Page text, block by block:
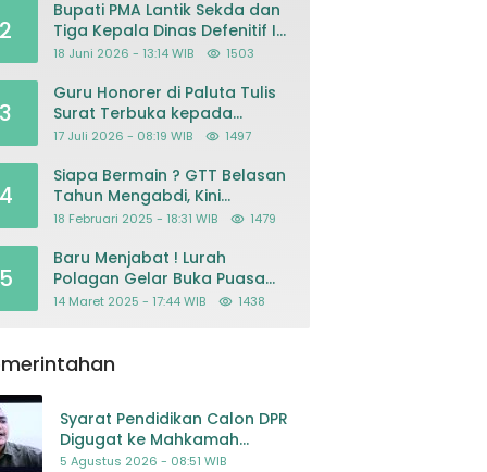
2
Bupati PMA Lantik Sekda dan
Tiga Kepala Dinas Defenitif Ini
orangnya
18 Juni 2026 - 13:14 WIB 1503
3
Guru Honorer di Paluta Tulis
Surat Terbuka kepada
Presiden Prabowo, Mohon
Kriminalisasi
17 Juli 2026 - 08:19 WIB 1497
Siapa Bermain ? GTT Belasan
Tahun Mengabdi, Kini
Dikeluarkan Sepihak Dari
18 Februari 2025 - 18:31 WIB 1479
Baru Menjabat ! Lurah
Polagan Gelar Buka Puasa
Bersama
14 Maret 2025 - 17:44 WIB 1438
Syarat Pendidikan Calon DPR
Digugat ke Mahkamah
Konstitusi
5 Agustus 2026 - 08:51 WIB